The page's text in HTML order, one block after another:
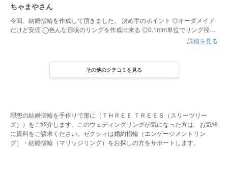
ちゃまやさん
今回、結婚指輪を作成して頂きました。 決め手のポイント ◎オーダメイド
だけど安価 ◯色んな形状のリングを作成出来る ◎0.1mm単位でリング径を
調整出来る ◯オプションが豊富でオリジナリティーを出せる ◎レーザー刻
婚指輪を作る事が出来ました！
詳細を見る
その他のクチコミを見る
理想の結婚指輪を手作りで形に（ＴＨＲＥＥ ＴＲＥＥＳ（スリーツリー
ズ））をご紹介します。このウェディングリングが気になった方は、お気軽
に資料をご請求ください。ゼクシィは婚約指輪（エンゲージメントリン
グ）・結婚指輪（マリッジリング）をお探しの方をサポートします。